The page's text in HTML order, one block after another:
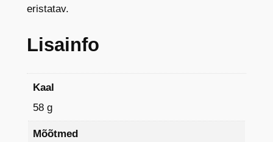
E
eristatav.
Lisainfo
Kaal
58 g
Mõõtmed